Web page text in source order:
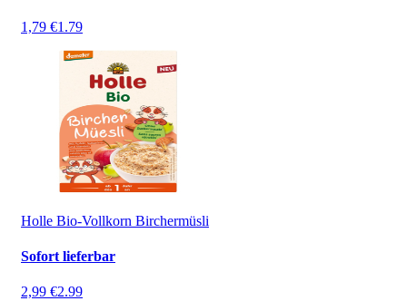
1,79 €1.79
Holle Bio-Vollkorn Birchermüsli
Sofort lieferbar
2,99 €2.99